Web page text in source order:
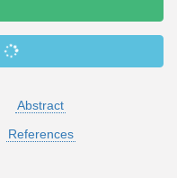
Abstract
References